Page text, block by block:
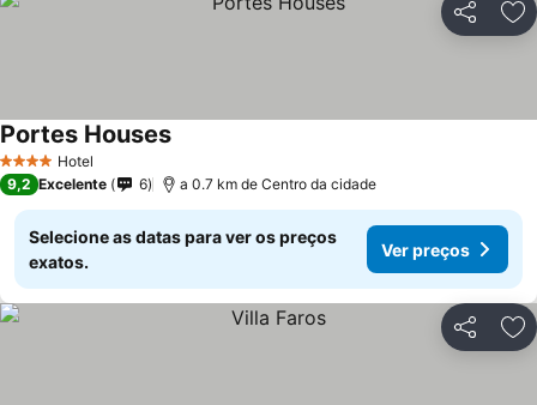
Partilhar
4 EstrelasHotel
Portes Houses
9,2 Excelente 6 a 0.7 km de Centro da cidade
Selecione as datas para ver os preços
exatos.
Ver preços
Partilhar